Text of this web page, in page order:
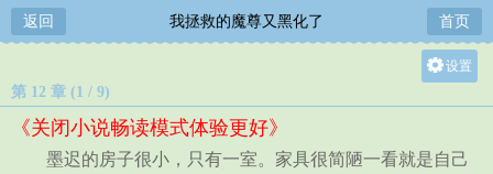
返回 我拯救的魔尊又黑化了 首页
设置
中
第 12 章 (1 / 9)
《关闭小说畅读模式体验更好》
墨迟的房子很小，只有一室。家具很简陋一看就是自己